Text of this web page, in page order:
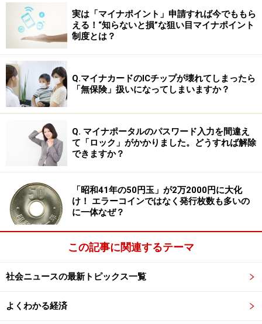
を重ね合わせたくなる点だ。
映画なのだから主人公の行く先は見守るしかないが、こ
の映画では、主人公にこうなってほしい、こうしてあげ
たいという祈りに似た気持ちがわき起こる。
ポイントは３つ。
「秘密の共有」
「大切なものを失う切なさ」
「奇跡への願い」
人は生きてくる中でこれらを経験するが、主人公の運命
の切なさゆえ、自分の経験と重ね合わせ、映画の中に入
り込んでしまう。
それに一役買っているのは挿入される音楽だ。
クライマックスの時、RADWIMPSの挿入歌が流れるが、
＜うれしくて泣くのは君の心が君を追い越したんだよ＞
実は「マイナポイント」申請すれば今でももら
える！“知らないと損”な狙い目マイナポイント
制度とは？
Q.マイナカードのICチップが壊れてしまったら
「無保険」扱いになってしまいますか？
Q. マイナポータルのパスワード入力を間違え
て「ロック」がかかりました。どうすれば解除
できますか？
「昭和41年の50円玉」が2万2000円に大化
け！ エラーコインではなく発行枚数も多いの
に一体なぜ？
この記事に関連するテーマ
社会ニュースの最新トピックス一覧
よくわかる経済